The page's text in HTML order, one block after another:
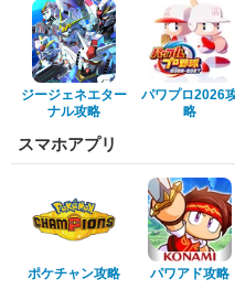
ジージェネエター
ナル攻略
パワプロ2026
略
スマホアプリ
ポケチャン攻略 パワアド攻略